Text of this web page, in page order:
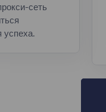
сеть
успеха.